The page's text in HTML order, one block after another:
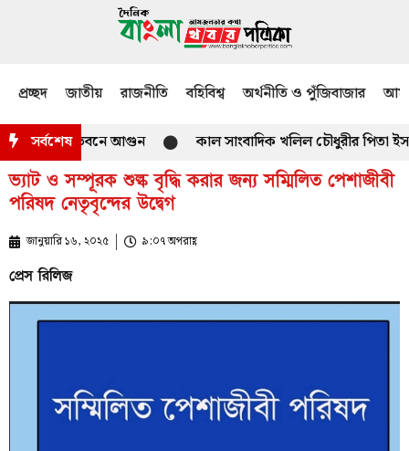
প্রচ্ছদ জাতীয় রাজনীতি বহিবিশ্ব অর্থনীতি ও পুঁজিবাজার
সর্বশেষ
বাসভবনে আগুন কাল সাংবাদিক খলিল চৌধুরীর পিতা
ভ্যাট ও সম্পূরক শুল্ক বৃদ্ধি করার জন্য সম্মিলিত পেশাজীবী
পরিষদ নেতৃবৃন্দের উদ্বেগ
জানুয়ারি ১৬, ২০২৫ ৯:০৭ অপরাহ্ণ
প্রেস রিলিজ